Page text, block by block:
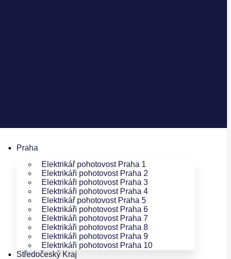
Praha
Elektrikář pohotovost Praha 1
Elektrikáři pohotovost Praha 2
Elektrikáři pohotovost Praha 3
Elektrikáři pohotovost Praha 4
Elektrikář pohotovost Praha 5
Elektrikáři pohotovost Praha 6
Elektrikáři pohotovost Praha 7
Elektrikáři pohotovost Praha 8
Elektrikáři pohotovost Praha 9
Elektrikáři pohotovost Praha 10
Středočeský Kraj